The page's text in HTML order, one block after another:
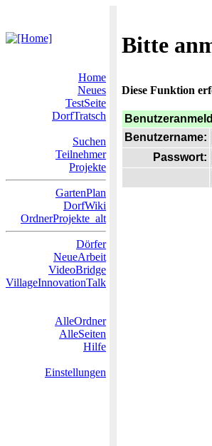
Bitte
Home
Neues
TestSeite
DorfTratsch
Suchen
Teilnehmer
Projekte
GartenPlan
DorfWiki
OrdnerProjekte_alt
Dörfer
NeueArbeit
VideoBridge
VillageInnovationTalk
AlleOrdner
AlleSeiten
Hilfe
Einstellungen
Diese Funktion
Benutzername:
Passwort: